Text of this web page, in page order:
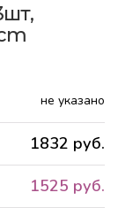
не указано
1832 руб.
1525 руб.